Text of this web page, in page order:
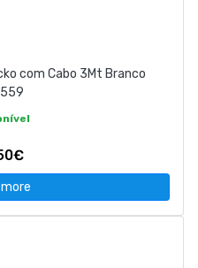
com Cabo 3Mt Branco